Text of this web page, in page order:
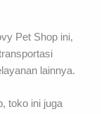
Pet Shop ini,
lainnya.
toko ini juga